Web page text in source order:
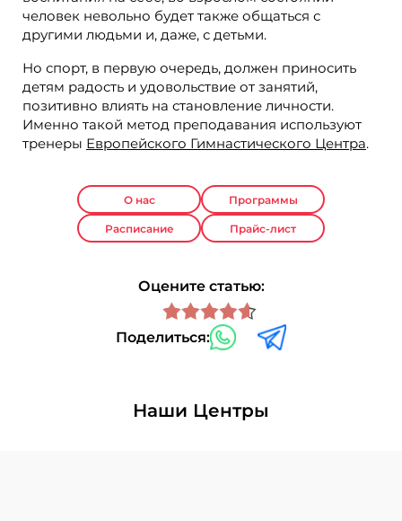
человек невольно будет также общаться с
другими людьми и, даже, с детьми.
Но спорт, в первую очередь, должен приносить
детям радость и удовольствие от занятий,
позитивно влиять на становление личности.
Именно такой метод преподавания используют
тренеры Европейского Гимнастического Центра.
О нас Программы
Расписание Прайс-лист
Оцените статью:
Поделиться:
Наши Центры